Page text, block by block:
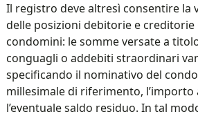
Il registro deve altresì consentire la
delle posizioni debitorie e creditorie
condomini: le somme versate a
conguagli o addebiti straordinari
specificando il nominativo del
millesimale di riferimento,
l’eventuale saldo residuo. In tal